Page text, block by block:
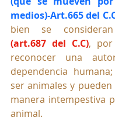
medios)-Art.665 del
bien se
(art.687 del C.C),
reconocer una
dependencia
ser animales y
manera intempestiva
animal.